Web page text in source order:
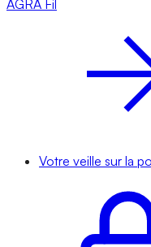
AGRA Fil
Votre veille sur la